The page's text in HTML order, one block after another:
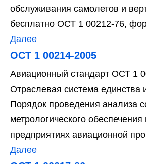
обслуживания самолетов и
бесплатно ОСТ 1 00212-76,
Далее
ОСТ 1 00214-2005
Авиационный стандарт ОСТ 1
Отраслевая система единства
Порядок проведения анализа
метрологического
предприятиях авиационной
Далее